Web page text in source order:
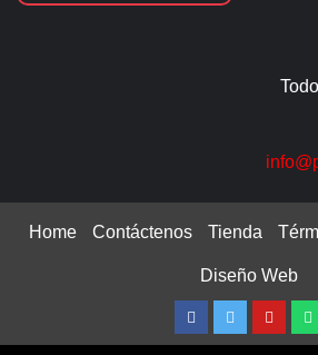
Home Contáctenos Tienda
Diseño Web
Facebook
TwitterYoutube